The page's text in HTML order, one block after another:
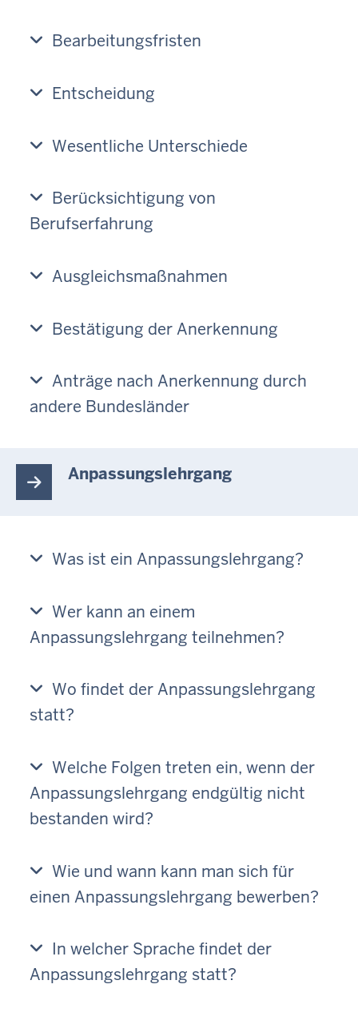
Bearbeitungsfristen
Entscheidung
Wesentliche Unterschiede
Berücksichtigung von
Berufserfahrung
Ausgleichsmaßnahmen
Bestätigung der Anerkennung
Anträge nach Anerkennung durch
andere Bundesländer
Anpassungslehrgang
Was ist ein Anpassungslehrgang?
Wer kann an einem
Anpassungslehrgang teilnehmen?
Wo findet der Anpassungslehrgang
statt?
Welche Folgen treten ein, wenn der
Anpassungslehrgang endgültig nicht
bestanden wird?
Wie und wann kann man sich für
einen Anpassungslehrgang bewerben?
In welcher Sprache findet der
Anpassungslehrgang statt?